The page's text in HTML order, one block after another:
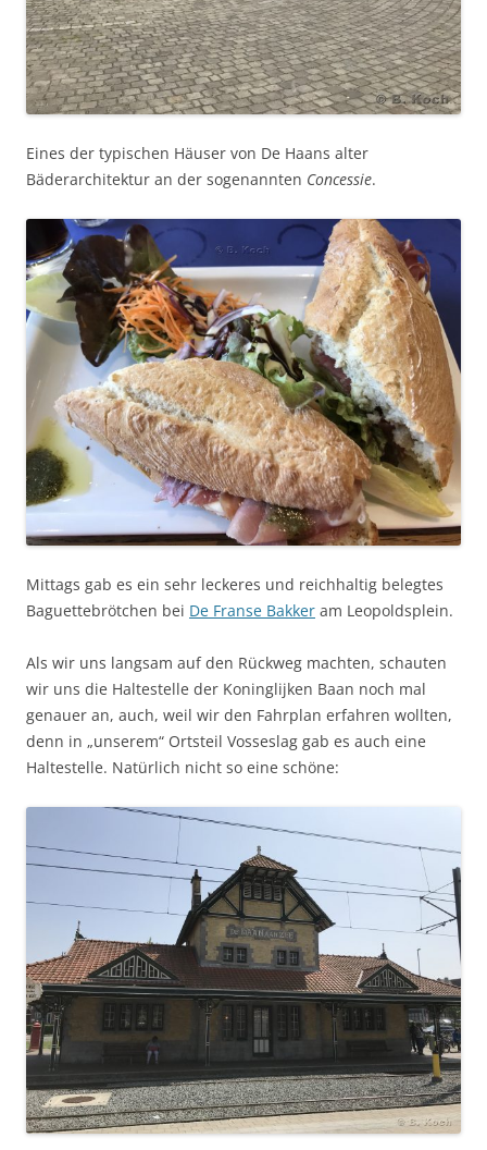
Eines der typischen Häuser von De Haans alter
Bäderarchitektur an der sogenannten Concessie.
Mittags gab es ein sehr leckeres und reichhaltig belegtes
Baguettebrötchen bei De Franse Bakker am Leopoldsplein.
Als wir uns langsam auf den Rückweg machten, schauten
wir uns die Haltestelle der Koninglijken Baan noch mal
genauer an, auch, weil wir den Fahrplan erfahren wollten,
denn in „unserem“ Ortsteil Vosseslag gab es auch eine
Haltestelle. Natürlich nicht so eine schöne: